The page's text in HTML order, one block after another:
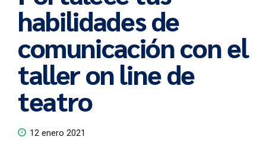
habilidades de
comunicación con el
taller on line de
teatro
12 enero 2021